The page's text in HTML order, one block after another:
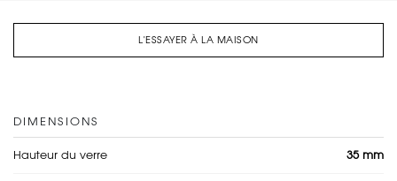
L'ESSAYER À LA MAISON
DIMENSIONS
Hauteur du verre 35 mm